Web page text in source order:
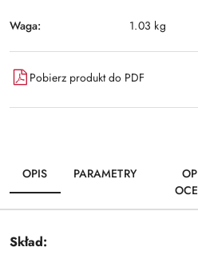
Waga: 1.03 kg
Pobierz produkt do PDF
OPIS PARAMETRY
Skład: